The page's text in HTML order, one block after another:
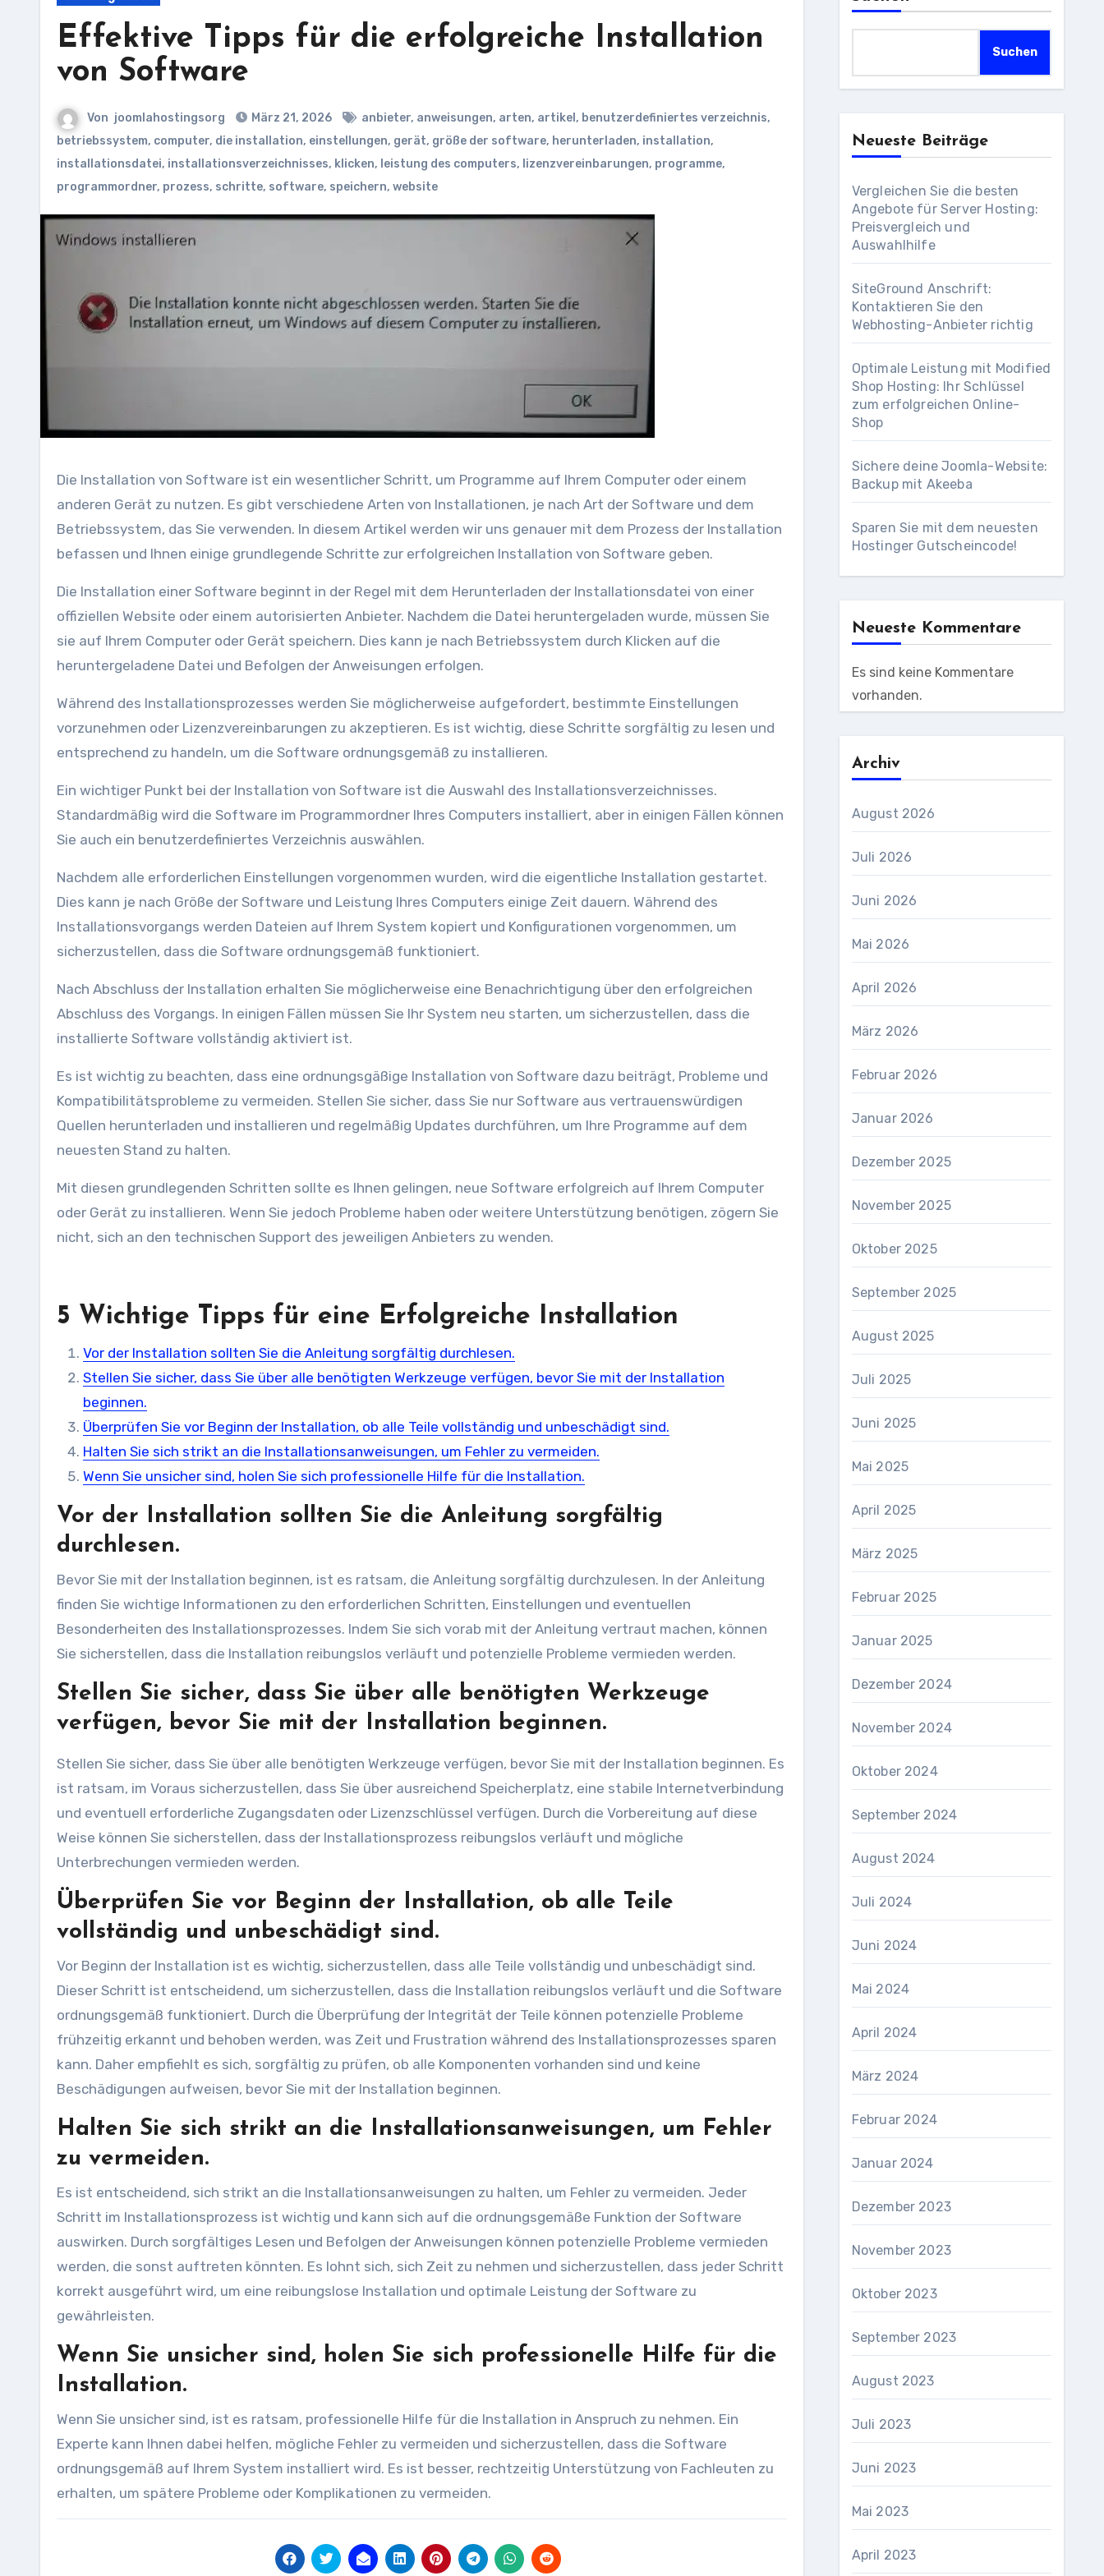
Effektive Tipps für die erfolgreiche Installation
von Software
Von joomlahostingsorg März 21, 2026 anbieter, anweisungen, arten, artikel , benutzerdefiniertes verzeichnis,
betriebssystem, computer, die installation, einstellungen, gerät, größe der software, herunterladen, installation,
installationsdatei, installationsverzeichnisses, klicken, leistung des computers, lizenzvereinbarungen, programme,
programmordner, prozess, schritte, software, speichern, website
Die Installation von Software ist ein wesentlicher Schritt, um Programme auf Ihrem Computer oder einem
anderen Gerät zu nutzen. Es gibt verschiedene Arten von Installationen, je nach Art der Software und dem
Betriebssystem, das Sie verwenden. In diesem Artikel werden wir uns genauer mit dem Prozess der Installation
befassen und Ihnen einige grundlegende Schritte zur erfolgreichen Installation von Software geben.
Die Installation einer Software beginnt in der Regel mit dem Herunterladen der Installationsdatei von einer
offiziellen Website oder einem autorisierten Anbieter. Nachdem die Datei heruntergeladen wurde, müssen Sie
sie auf Ihrem Computer oder Gerät speichern. Dies kann je nach Betriebssystem durch Klicken auf die
heruntergeladene Datei und Befolgen der Anweisungen erfolgen.
Während des Installationsprozesses werden Sie möglicherweise aufgefordert, bestimmte Einstellungen
vorzunehmen oder Lizenzvereinbarungen zu akzeptieren. Es ist wichtig, diese Schritte sorgfältig zu lesen und
entsprechend zu handeln, um die Software ordnungsgemäß zu installieren.
Ein wichtiger Punkt bei der Installation von Software ist die Auswahl des Installationsverzeichnisses.
Standardmäßig wird die Software im Programmordner Ihres Computers installiert, aber in einigen Fällen können
Sie auch ein benutzerdefiniertes Verzeichnis auswählen.
Nachdem alle erforderlichen Einstellungen vorgenommen wurden, wird die eigentliche Installation gestartet.
Dies kann je nach Größe der Software und Leistung Ihres Computers einige Zeit dauern. Während des
Installationsvorgangs werden Dateien auf Ihrem System kopiert und Konfigurationen vorgenommen, um
sicherzustellen, dass die Software ordnungsgemäß funktioniert.
Nach Abschluss der Installation erhalten Sie möglicherweise eine Benachrichtigung über den erfolgreichen
Abschluss des Vorgangs. In einigen Fällen müssen Sie Ihr System neu starten, um sicherzustellen, dass die
installierte Software vollständig aktiviert ist.
Es ist wichtig zu beachten, dass eine ordnungsgäßige Installation von Software dazu beiträgt, Probleme und
Kompatibilitätsprobleme zu vermeiden. Stellen Sie sicher, dass Sie nur Software aus vertrauenswürdigen
Quellen herunterladen und installieren und regelmäßig Updates durchführen, um Ihre Programme auf dem
neuesten Stand zu halten.
Mit diesen grundlegenden Schritten sollte es Ihnen gelingen, neue Software erfolgreich auf Ihrem Computer
oder Gerät zu installieren. Wenn Sie jedoch Probleme haben oder weitere Unterstützung benötigen, zögern Sie
nicht, sich an den technischen Support des jeweiligen Anbieters zu wenden.
5 Wichtige Tipps für eine Erfolgreiche Installation
Vor der Installation sollten Sie die Anleitung sorgfältig durchlesen.
Stellen Sie sicher, dass Sie über alle benötigten Werkzeuge verfügen, bevor Sie mit der Installation
beginnen.
Überprüfen Sie vor Beginn der Installation, ob alle Teile vollständig und unbeschädigt sind.
Halten Sie sich strikt an die Installationsanweisungen, um Fehler zu vermeiden.
Wenn Sie unsicher sind, holen Sie sich professionelle Hilfe für die Installation.
Vor der Installation sollten Sie die Anleitung sorgfältig
durchlesen.
Bevor Sie mit der Installation beginnen, ist es ratsam, die Anleitung sorgfältig durchzulesen. In der Anleitung
finden Sie wichtige Informationen zu den erforderlichen Schritten, Einstellungen und eventuellen
Besonderheiten des Installationsprozesses. Indem Sie sich vorab mit der Anleitung vertraut machen, können
Sie sicherstellen, dass die Installation reibungslos verläuft und potenzielle Probleme vermieden werden.
Stellen Sie sicher, dass Sie über alle benötigten Werkzeuge
verfügen, bevor Sie mit der Installation beginnen.
Stellen Sie sicher, dass Sie über alle benötigten Werkzeuge verfügen, bevor Sie mit der Installation beginnen. Es
ist ratsam, im Voraus sicherzustellen, dass Sie über ausreichend Speicherplatz, eine stabile Internetverbindung
und eventuell erforderliche Zugangsdaten oder Lizenzschlüssel verfügen. Durch die Vorbereitung auf diese
Weise können Sie sicherstellen, dass der Installationsprozess reibungslos verläuft und mögliche
Unterbrechungen vermieden werden.
Überprüfen Sie vor Beginn der Installation, ob alle Teile
vollständig und unbeschädigt sind.
Vor Beginn der Installation ist es wichtig, sicherzustellen, dass alle Teile vollständig und unbeschädigt sind.
Dieser Schritt ist entscheidend, um sicherzustellen, dass die Installation reibungslos verläuft und die Software
ordnungsgemäß funktioniert. Durch die Überprüfung der Integrität der Teile können potenzielle Probleme
frühzeitig erkannt und behoben werden, was Zeit und Frustration während des Installationsprozesses sparen
kann. Daher empfiehlt es sich, sorgfältig zu prüfen, ob alle Komponenten vorhanden sind und keine
Beschädigungen aufweisen, bevor Sie mit der Installation beginnen.
Halten Sie sich strikt an die Installationsanweisungen, um Fehler
zu vermeiden.
Es ist entscheidend, sich strikt an die Installationsanweisungen zu halten, um Fehler zu vermeiden. Jeder
Schritt im Installationsprozess ist wichtig und kann sich auf die ordnungsgemäße Funktion der Software
auswirken. Durch sorgfältiges Lesen und Befolgen der Anweisungen können potenzielle Probleme vermieden
werden, die sonst auftreten könnten. Es lohnt sich, sich Zeit zu nehmen und sicherzustellen, dass jeder Schritt
korrekt ausgeführt wird, um eine reibungslose Installation und optimale Leistung der Software zu
gewährleisten.
Wenn Sie unsicher sind, holen Sie sich professionelle Hilfe für die
Installation.
Wenn Sie unsicher sind, ist es ratsam, professionelle Hilfe für die Installation in Anspruch zu nehmen. Ein
Experte kann Ihnen dabei helfen, mögliche Fehler zu vermeiden und sicherzustellen, dass die Software
ordnungsgemäß auf Ihrem System installiert wird. Es ist besser, rechtzeitig Unterstützung von Fachleuten zu
erhalten, um spätere Probleme oder Komplikationen zu vermeiden.
Suchen
Neueste Beiträge
Vergleichen Sie die besten
Angebote für Server Hosting:
Preisvergleich und
Auswahlhilfe
SiteGround Anschrift:
Kontaktieren Sie den
Webhosting-Anbieter richtig
Optimale Leistung mit Modified
Shop Hosting: Ihr Schlüssel
zum erfolgreichen Online-
Shop
Sichere deine Joomla-Website:
Backup mit Akeeba
Sparen Sie mit dem neuesten
Hostinger Gutscheincode!
Neueste Kommentare
Es sind keine Kommentare
vorhanden.
Archiv
August 2026
Juli 2026
Juni 2026
Mai 2026
April 2026
März 2026
Februar 2026
Januar 2026
Dezember 2025
November 2025
Oktober 2025
September 2025
August 2025
Juli 2025
Juni 2025
Mai 2025
April 2025
März 2025
Februar 2025
Januar 2025
Dezember 2024
November 2024
Oktober 2024
September 2024
August 2024
Juli 2024
Juni 2024
Mai 2024
April 2024
März 2024
Februar 2024
Januar 2024
Dezember 2023
November 2023
Oktober 2023
September 2023
August 2023
Juli 2023
Juni 2023
Mai 2023
April 2023